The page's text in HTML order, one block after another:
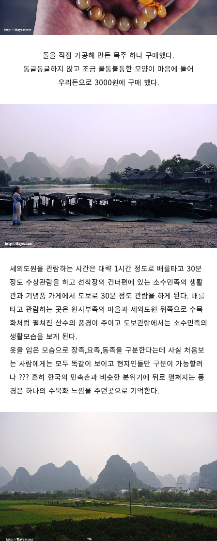
돌을 직접 가공해 만든 묵주 하나 구매했다.
동글동글하지 않고 조금 울퉁불퉁한 모양이 마음에 들어
우리돈으로 3000원에 구매 했다.
세외도원을 관람하는 시간은 대략 1시간 정도로 배를타고 30분
정도 수상관람을 하고 선착장의 건너편에 있는 소수민족의 생활
관과 기념품 가게에서 도보로 30분 정도 관람을 하게 된다. 배를
타고 관람하는 곳은 원시부족의 마을과 세외도원 뒤쪽으로 수묵
화처럼 펼쳐진 산수의 풍경이 주이고 도보관람에서는 소수민족의
생활모습을 보게 된다.
옷을 입은 모습으로 장족,요족,동족을 구분한다는데 사실 처음보
는 사람에게는 모두 똑같이 보이고 현지인들만 구분이 가능할려
나 ??? 흔히 한국의 민속촌과 비슷한 분위기에 뒤로 펼쳐지는 풍
경은 하나의 수묵화 느낌을 주던곳으로 기억한다.